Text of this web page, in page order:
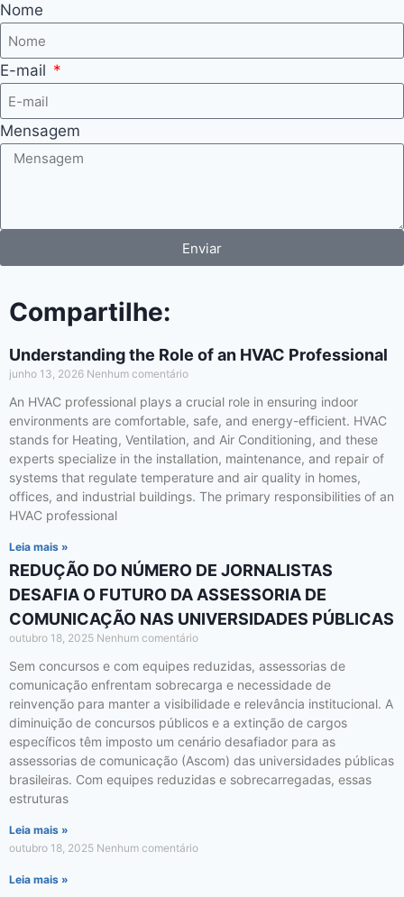
Nome
E-mail
Mensagem
Enviar
Compartilhe:
Understanding the Role of an HVAC Professional
junho 13, 2026 Nenhum comentário
An HVAC professional plays a crucial role in ensuring indoor
environments are comfortable, safe, and energy-efficient. HVAC
stands for Heating, Ventilation, and Air Conditioning, and these
experts specialize in the installation, maintenance, and repair of
systems that regulate temperature and air quality in homes,
offices, and industrial buildings. The primary responsibilities of an
HVAC professional
Leia mais »
REDUÇÃO DO NÚMERO DE JORNALISTAS
DESAFIA O FUTURO DA ASSESSORIA DE
COMUNICAÇÃO NAS UNIVERSIDADES PÚBLICAS
outubro 18, 2025 Nenhum comentário
Sem concursos e com equipes reduzidas, assessorias de
comunicação enfrentam sobrecarga e necessidade de
reinvenção para manter a visibilidade e relevância institucional. A
diminuição de concursos públicos e a extinção de cargos
específicos têm imposto um cenário desafiador para as
assessorias de comunicação (Ascom) das universidades públicas
brasileiras. Com equipes reduzidas e sobrecarregadas, essas
estruturas
Leia mais »
outubro 18, 2025 Nenhum comentário
Leia mais »